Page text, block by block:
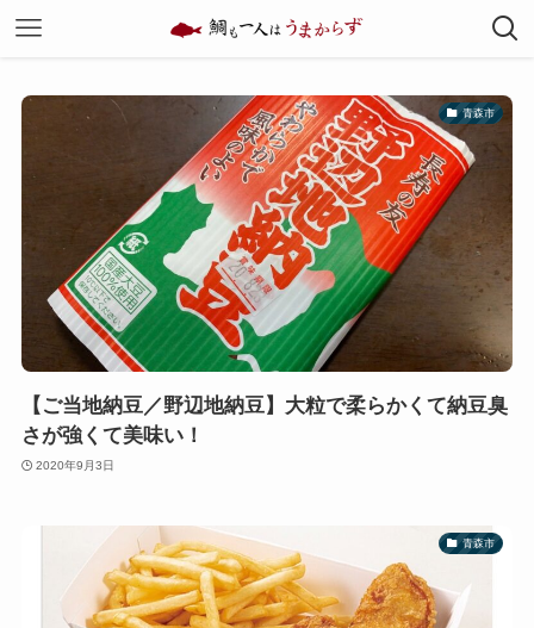
青森市
【ご当地納豆／野辺地納豆】大粒で柔らかくて納豆臭
さが強くて美味い！
2020年9月3日
青森市